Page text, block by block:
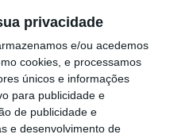
privacidade
e/ou acedemos
cookies, e processamos
únicos e informações
para publicidade e
de publicidade e
e desenvolvimento de